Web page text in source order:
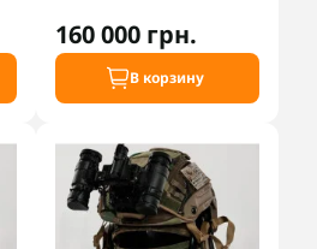
160 000 грн.
В корзину